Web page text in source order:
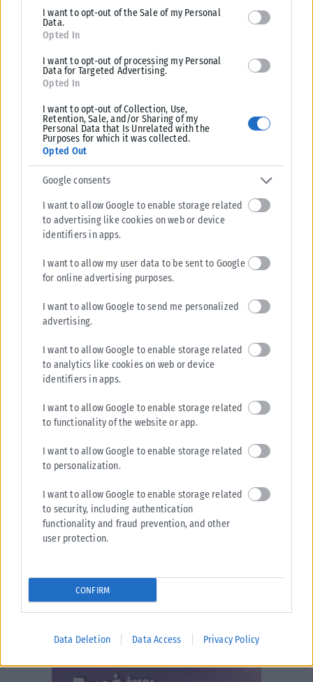
I want to opt-out of the Sale of my Personal
Data.
Opted In
I want to opt-out of processing my Personal
Data for Targeted Advertising.
Opted In
I want to opt-out of Collection, Use,
Retention, Sale, and/or Sharing of my
Personal Data that Is Unrelated with the
Purposes for which it was collected.
Opted Out
Google consents
I want to allow Google to enable storage related
to advertising like cookies on web or device
identifiers in apps.
I want to allow my user data to be sent to Google
for online advertising purposes.
I want to allow Google to send me personalized
advertising.
I want to allow Google to enable storage related
to analytics like cookies on web or device
identifiers in apps.
I want to allow Google to enable storage related
to functionality of the website or app.
I want to allow Google to enable storage related
to personalization.
I want to allow Google to enable storage related
to security, including authentication
functionality and fraud prevention, and other
user protection.
CONFIRM
Data Deletion Data Access Privacy Policy
LIFESTYLE
Χαλκιδική: Γιόγκα και φιλοζωία στην πρώτη συνεδρία Puppy
Yoga με διασωθέντα κουτάβια
Μια ξεχωριστή εμπειρία που συνδυάζει την ευεξία, τη χαλάρωση και τη
φιλοζωική προσφορά έρχεται για πρώτη φορά στη Χαλκιδική. Την...
ΑΝΑΡΤΉΘΗΚΕ ΑΠΌKARFITSANEWS 05/08/2026